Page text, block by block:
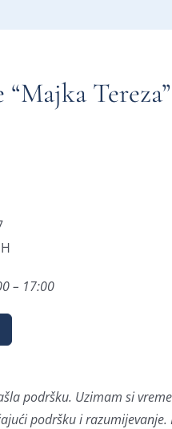
Tereza”
– 17:00
podršku. Uzimam si
podršku i razumijevanje.